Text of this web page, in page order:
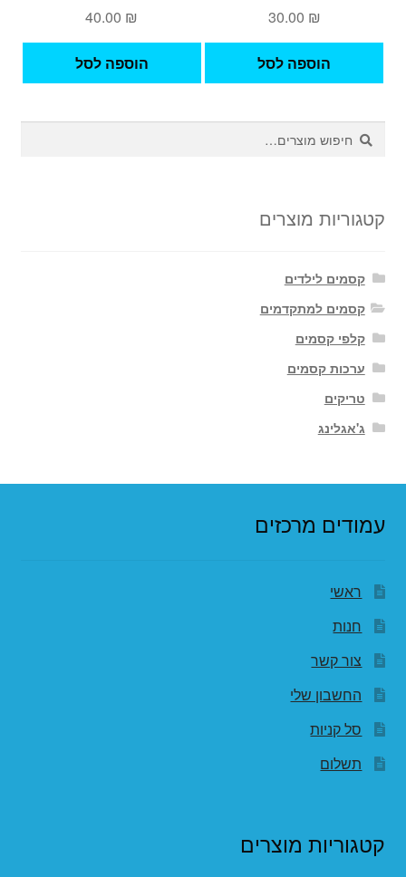
30.00 ₪
הוספה לסל
40.00 ₪
הוספה לסל
חיפוש
עבור:
חיפוש
קטגוריות מוצרים
קסמים לילדים
קסמים למתקדמים
קלפי קסמים
ערכות קסמים
טריקים
ג'אגלינג
עמודים מרכזים
ראשי
חנות
צור קשר
החשבון שלי
סל קניות
תשלום
קטגוריות מוצרים